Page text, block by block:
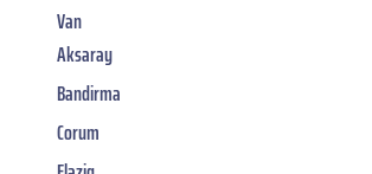
Van
Aksaray
Bandirma
Corum